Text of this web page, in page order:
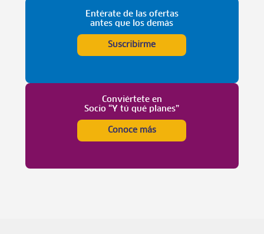
Entérate de las ofertas
antes que los demás
Suscribirme
Conviértete en
Socio “Y tú qué planes”
Conoce más